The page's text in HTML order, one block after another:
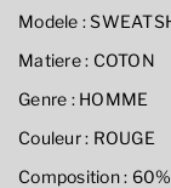
Modele :
Matiere : COTON
Genre :HOMME
Couleur : ROUGE
Composition :